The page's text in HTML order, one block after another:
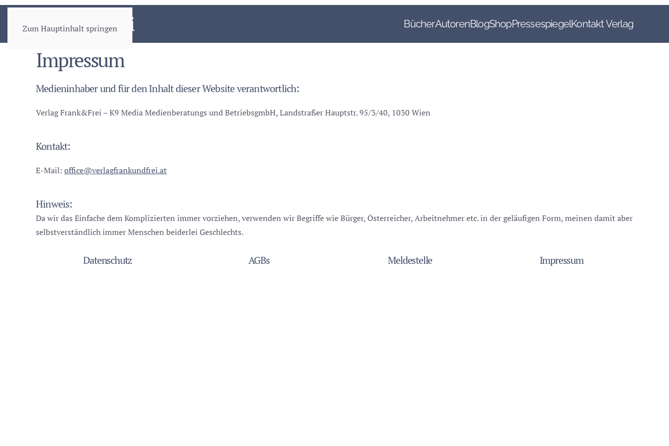
Zum Hauptinhalt springen BücherAutorenBlogShopPressespiegelKontakt Verlag
Impressum
Medieninhaber und für den Inhalt dieser Website verantwortlich:
Verlag Frank&Frei – K9 Media Medienberatungs und BetriebsgmbH, Landstraßer Hauptstr. 95/3/40, 1030 Wien
Kontakt:
E-Mail: office@verlagfrankundfrei.at
Hinweis:
Da wir das Einfache dem Komplizierten immer vorziehen, verwenden wir Begriffe wie Bürger, Österreicher, Arbeitnehmer etc. in der geläufigen Form, meinen damit aber
selbstverständlich immer Menschen beiderlei Geschlechts.
Datenschutz AGBs Meldestelle Impressum